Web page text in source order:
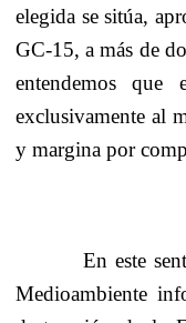
elegida se sitúa,
GC-15, a más de
entendemos que
exclusivamente al
y margina por
En este
Medioambiente